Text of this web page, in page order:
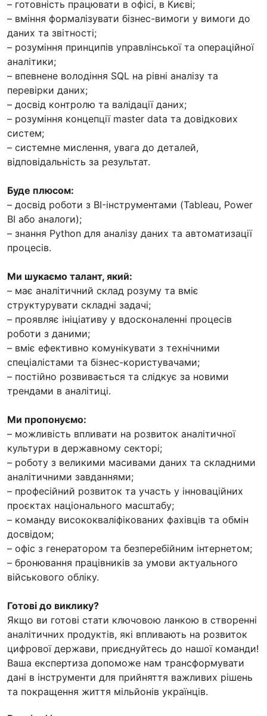
– готовність працювати в офісі, в Києві;
– вміння формалізувати бізнес-вимоги у вимоги до
даних та звітності;
– розуміння принципів управлінської та операційної
аналітики;
– впевнене володіння SQL на рівні аналізу та
перевірки даних;
– досвід контролю та валідації даних;
– розуміння концепції master data та довідкових
систем;
– системне мислення, увага до деталей,
відповідальність за результат.
Буде плюсом:
– досвід роботи з BI-інструментами (Tableau, Power
BI або аналоги);
– знання Python для аналізу даних та автоматизації
процесів.
Ми шукаємо талант, який:
– має аналітичний склад розуму та вміє
структурувати складні задачі;
– проявляє ініціативу у вдосконаленні процесів
роботи з даними;
– вміє ефективно комунікувати з технічними
спеціалістами та бізнес-користувачами;
– постійно розвивається та слідкує за новими
трендами в аналітиці.
Ми пропонуємо:
– можливість впливати на розвиток аналітичної
культури в державному секторі;
– роботу з великими масивами даних та складними
аналітичними завданнями;
– професійний розвиток та участь у інноваційних
проєктах національного масштабу;
– команду висококваліфікованих фахівців та обмін
досвідом;
– офіс з генератором та безперебійним інтернетом;
– бронювання працівників за умови актуального
військового обліку.
Готові до виклику?
Якщо ви готові стати ключовою ланкою в створенні
аналітичних продуктів, які впливають на розвиток
цифрової держави, приєднуйтесь до нашої команди!
Ваша експертиза допоможе нам трансформувати
дані в інструменти для прийняття важливих рішень
та покращення життя мільйонів українців.